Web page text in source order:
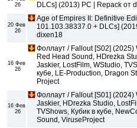
26
DLCs] (2013) PC | Repack от
20 Фев
26
Age of Empires II: Definitive
101.103.38337.0 + DLCs]
dixen18
16 Фев
26
Фоллаут / Fallout [S02] (2025)
Red Head Sound, HDrezka
Jaskier, LostFilm, WStudio,
кубе, LE-Production, Dragon
Project
16 Фев
26
Фоллаут / Fallout [S01] (2024)
Jaskier, HDrezka Studio,
TVShows, Кубик в кубе,
Sound, ViruseProject